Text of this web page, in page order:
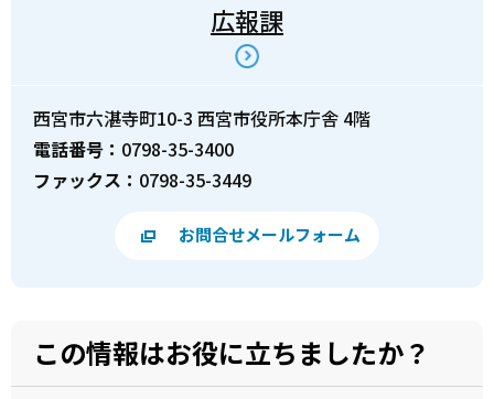
広報課
西宮市六湛寺町10-3 西宮市役所本庁舎 4階
電話番号： 0798-35-3400
ファックス： 0798-35-3449
お問合せメールフォーム
この情報はお役に立ちましたか？